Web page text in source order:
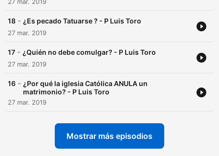
18 - ¿Es pecado Tatuarse ? - P Luis Toro
27 mar. 2019
17 - ¿Quién no debe comulgar? - P Luis Toro
27 mar. 2019
16 - ¿Por qué la iglesia Católica ANULA un
matrimonio? - P Luis Toro
27 mar. 2019
Mostrar más episodios